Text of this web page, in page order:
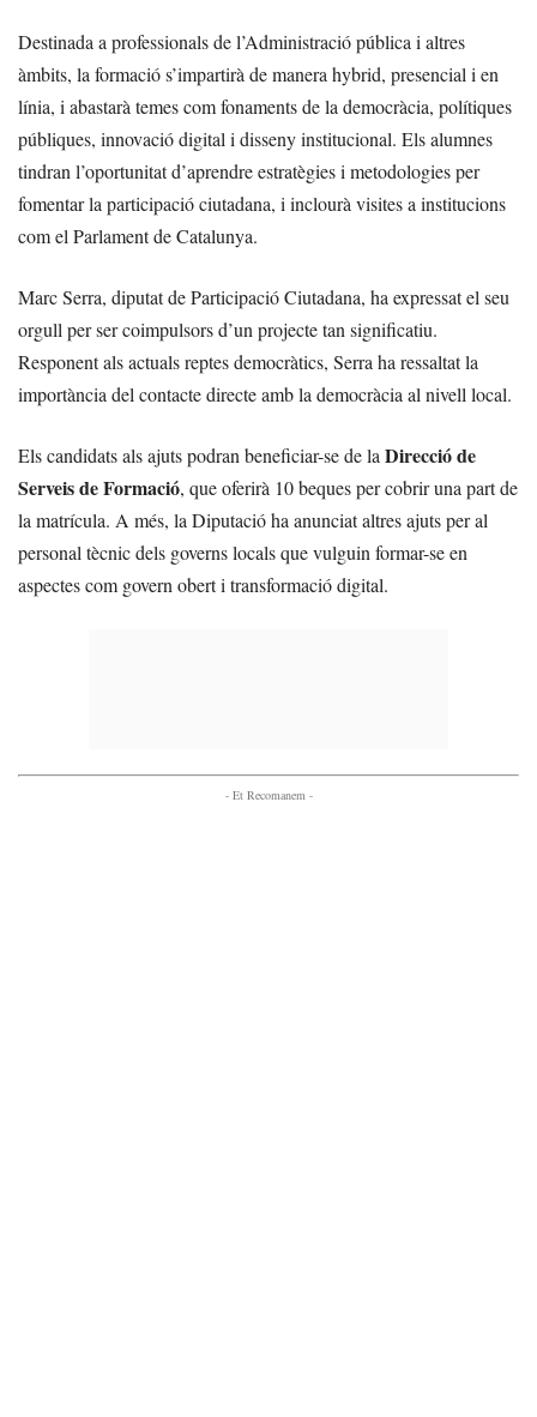
Destinada a professionals de l’Administració pública i altres
àmbits, la formació s’impartirà de manera hybrid, presencial i en
línia, i abastarà temes com fonaments de la democràcia, polítiques
públiques, innovació digital i disseny institucional. Els alumnes
tindran l’oportunitat d’aprendre estratègies i metodologies per
fomentar la participació ciutadana, i inclourà visites a institucions
com el Parlament de Catalunya.
Marc Serra, diputat de Participació Ciutadana, ha expressat el seu
orgull per ser coimpulsors d’un projecte tan significatiu.
Responent als actuals reptes democràtics, Serra ha ressaltat la
importància del contacte directe amb la democràcia al nivell local.
Els candidats als ajuts podran beneficiar-se de la Direcció de
Serveis de Formació, que oferirà 10 beques per cobrir una part de
la matrícula. A més, la Diputació ha anunciat altres ajuts per al
personal tècnic dels governs locals que vulguin formar-se en
aspectes com govern obert i transformació digital.
- Et Recomanem -